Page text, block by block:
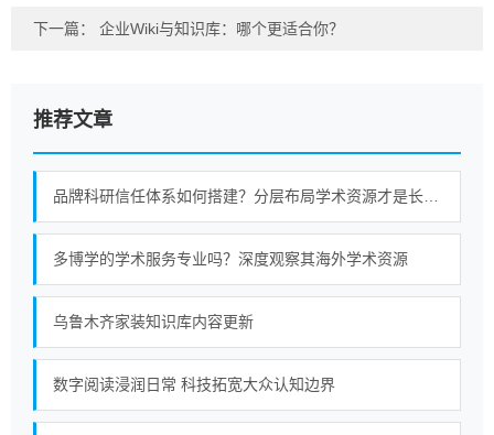
下一篇： 企业Wiki与知识库：哪个更适合你？
推荐文章
多博学的学术服务专业吗？深度观察其海外学术资源
乌鲁木齐家装知识库内容更新
数字阅读浸润日常 科技拓宽大众认知边界